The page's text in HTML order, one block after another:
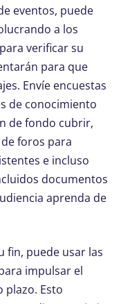
eventos, puede
a los
verificar su
para que
Envíe encuestas
de conocimiento
de fondo cubrir,
foros para
e incluso
documentos
aprenda de
fin, puede usar las
impulsar el
plazo. Esto